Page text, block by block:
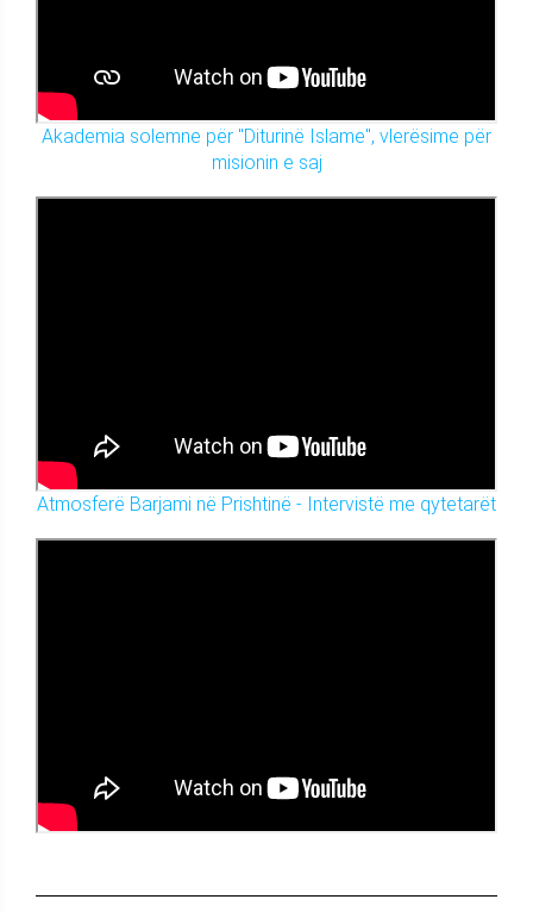
Akademia solemne për "Diturinë Islame", vlerësime për
misionin e saj
Atmosferë Barjami në Prishtinë - Intervistë me qytetarët